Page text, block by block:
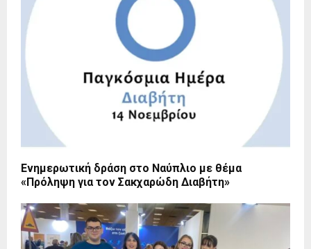
Ενημερωτική δράση στο Ναύπλιο με θέμα
«Πρόληψη για τον Σακχαρώδη Διαβήτη»